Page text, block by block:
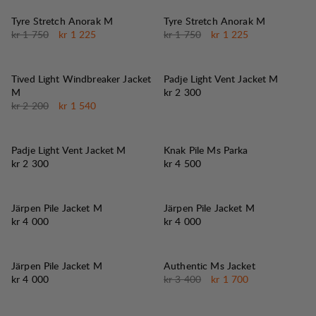
SALG:
Tyre Stretch Anorak M
Originalpris:
kr 1 750 Salgspris
kr 1 225
SALG:
Tyre Stretch Anorak M
Originalpris:
kr 1 750 Salgspris
kr 1 225
SALG :
Tived Light Windbreaker Jacket
M
Originalpris:
kr 2 200 Salgspris
kr 1 540
Padje Light Vent Jacket M
Pris:
kr 2 300
Padje Light Vent Jacket M
Pris:
kr 2 300
Knak Pile Ms Parka
Pris:
kr 4 500
Järpen Pile Jacket M
Pris:
kr 4 000
Järpen Pile Jacket M
Pris:
kr 4 000
Järpen Pile Jacket M
Pris:
kr 4 000
SALG
Authentic Ms Jacket
Originalpris:
kr 3 400 Salgspris
kr 1 700